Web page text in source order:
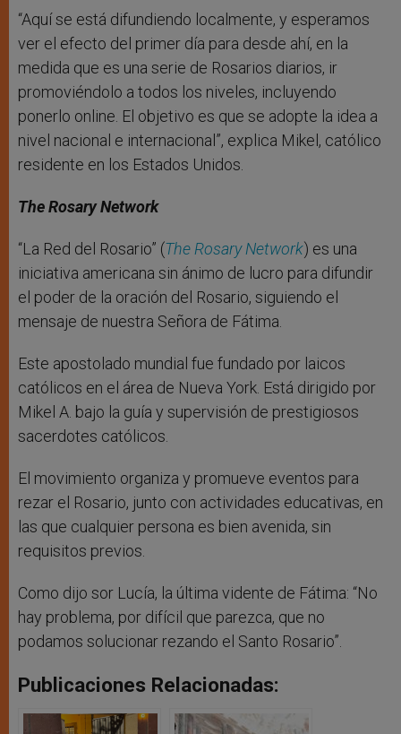
“Aquí se está difundiendo localmente, y esperamos
ver el efecto del primer día para desde ahí, en la
medida que es una serie de Rosarios diarios, ir
promoviéndolo a todos los niveles, incluyendo
ponerlo online. El objetivo es que se adopte la idea a
nivel nacional e internacional”, explica Mikel, católico
residente en los Estados Unidos.
The Rosary Network
“La Red del Rosario” (The Rosary Network) es una
iniciativa americana sin ánimo de lucro para difundir
el poder de la oración del Rosario, siguiendo el
mensaje de nuestra Señora de Fátima.
Este apostolado mundial fue fundado por laicos
católicos en el área de Nueva York. Está dirigido por
Mikel A. bajo la guía y supervisión de prestigiosos
sacerdotes católicos.
El movimiento organiza y promueve eventos para
rezar el Rosario, junto con actividades educativas, en
las que cualquier persona es bien avenida, sin
requisitos previos.
Como dijo sor Lucía, la última vidente de Fátima: “No
hay problema, por difícil que parezca, que no
podamos solucionar rezando el Santo Rosario”.
Publicaciones Relacionadas: